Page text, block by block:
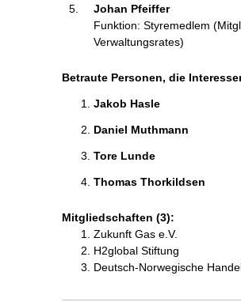
Johan Pfeiffer
Funktion: Styremedlem
Verwaltungsrates)
Betraute Personen, die
Jakob Hasle
Daniel Muthmann
Tore Lunde
Thomas Thorkildsen
Mitgliedschaften (3):
Zukunft Gas e.V.
H2global Stiftung
Deutsch-Norwegische